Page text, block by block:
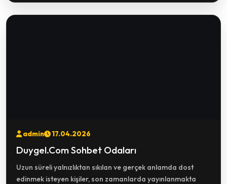
admin 17.04.2026
Duygel.Com Sohbet Odaları
Uzun süreli yalnızlıktan sıkılan ve gerçek anlamda dost
edinmek isteyen kişiler, son zamanlarda yayınlanmakta